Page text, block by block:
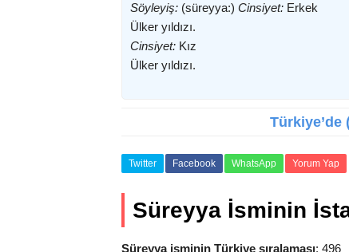
Söyleyiş: (süreyya:) Cinsiyet: Erkek
Ülker yıldızı.
Cinsiyet: Kız
Ülker yıldızı.
Türkiye’de
Twitter Facebook WhatsApp Yorum Yap
Süreyya İsminin
Süreyya isminin Türkiye sıralaması: 496